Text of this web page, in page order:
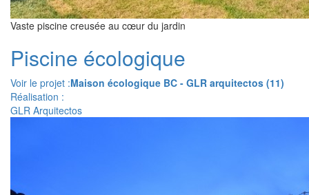
Vaste piscine creusée au cœur du jardin
Piscine écologique
Voir le projet :Maison écologique BC - GLR arquitectos (11)
Réalisation :
GLR Arquitectos